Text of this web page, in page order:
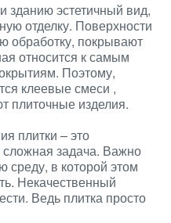
эстетичный вид,
отделку. Поверхности
обработку, покрывают
относится к самым
Поэтому,
клеевые смеси ,
плиточные изделия.
плитки – это
сложная задача. Важно
среду, в которой этом
Некачественный
Ведь плитка просто